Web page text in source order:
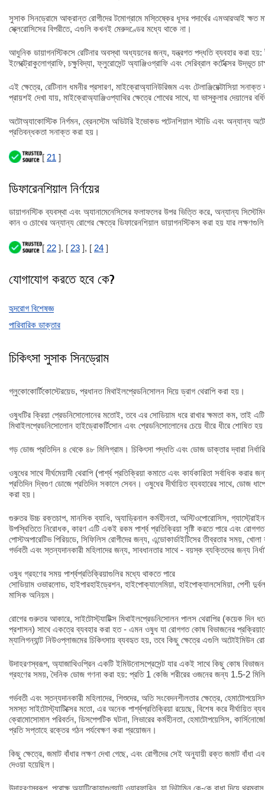
সুসাক সিনড্রোমে আক্রান্ত রোগীদের টমোগ্রামে মস্তিষ্কের ধূসর পদার্থের এমআরআই ক্ষত
স্ক্লেরোসিসের বিপরীতে, এগুলি কখনই মেরুদণ্ডের মধ্যে থাকে না।
আধুনিক ডায়াগনস্টিকসে রেটিনার অবস্থা অধ্যয়নের জন্য, যন্ত্রগত পদ্ধতি ব্যবহার করা হয়:
ইলেক্ট্রোকুলোগ্রাফি, চক্ষুবিদ্যা, ফ্লুরোসেন্ট অ্যাঞ্জিওগ্রাফি এবং সেরিব্রাল কর্টেক্সের উদ্ভূত
এই ক্ষেত্রে, রেটিনাল ধমনীর প্রসারণ, মাইক্রোঅ্যানিউরিজম এবং টেলাঞ্জিয়েক্টাসিয়া
প্রায়শই দেখা যায়, মাইক্রোঅ্যাঞ্জিওপ্যাথির ক্ষেত্রে শোথের সাথে, যা ভাস্কুলার দেয়ালের
অটোঅ্যাকোস্টিক নির্গমন, ব্রেনস্টেম অডিটরি ইভোকড পটেনশিয়াল স্টাডি এবং অন্যান্য
প্রতিবন্ধকতা সনাক্ত করা হয়।
[ 21 ]
ডিফারেনশিয়াল নির্ণয়ের
ডায়াগনস্টিক ব্যবস্থা এবং অ্যানামেনেসিসের ফলাফলের উপর ভিত্তি করে, অন্যান্য
কান ও চোখের অন্যান্য রোগের ক্ষেত্রে ডিফারেনশিয়াল ডায়াগনস্টিকস করা হয় যার
[ 22 ], [ 23 ], [ 24 ]
যোগাযোগ করতে হবে কে?
হৃদরোগ বিশেষজ্ঞ
পারিবারিক ডাক্তার
চিকিৎসা সুসাক সিনড্রোম
গ্লুকোকোর্টিকোস্টেরয়েড, প্রধানত মিথাইলপ্রেডনিসোলন দিয়ে ড্রাগ থেরাপি করা হয়।
ওষুধটির ক্রিয়া প্রেডনিসোলোনের মতোই, তবে এর সোডিয়াম ধরে রাখার ক্ষমতা কম, তাই
মিথাইলপ্রেডনিসোলোন হাইড্রোকর্টিসোন এবং প্রেডনিসোলোনের চেয়ে ধীরে ধীরে শোষিত
গড় ডোজ প্রতিদিন ৪ থেকে ৪৮ মিলিগ্রাম। চিকিৎসা পদ্ধতি এবং ডোজ ডাক্তার দ্বারা
ওষুধের সাথে দীর্ঘমেয়াদী থেরাপি (পার্শ্ব প্রতিক্রিয়া কমাতে এবং কার্যকারিতা সর্বাধিক
প্রতিদিন দ্বিগুণ ডোজে প্রতিদিন সকালে সেবন। ওষুধের দীর্ঘায়িত ব্যবহারের সাথে, ডোজ ধাপে
করা হয়।
গুরুতর উচ্চ রক্তচাপ, মানসিক ব্যাধি, অ্যাড্রিনাল কর্মহীনতা, অস্টিওপোরোসিস,
উপস্থিতিতে নিরোধক, কারণ এটি একই রকম পার্শ্ব প্রতিক্রিয়া সৃষ্টি করতে পারে এবং
পোস্টঅপারেটিভ পিরিয়ডে, সিফিলিস রোগীদের জন্য, এন্ডোকার্ডাইটিসের তীব্রতার সময়, খোলা
গর্ভবতী এবং স্তন্যদানকারী মহিলাদের জন্য, সাবধানতার সাথে - বয়স্ক ব্যক্তিদের জন্য
ওষুধ গ্রহণের সময় পার্শ্বপ্রতিক্রিয়াগুলির মধ্যে থাকতে পারে
সোডিয়াম ওভারলোড, হাইপারহাইড্রেশন, হাইপোক্যালেমিয়া, হাইপোক্যালসেমিয়া, পেশী
মাসিক অনিয়ম।
রোগের গুরুতর আকারে, সাইটোস্ট্যাটিক্স মিথাইলপ্রেডনিসোলন পালস থেরাপির (কয়েক দিন
প্রশাসন) সাথে একত্রে ব্যবহার করা হত - এমন ওষুধ যা রোগগত কোষ বিভাজনের
ম্যালিগন্যান্ট নিউওপ্লাজমের চিকিৎসায় ব্যবহৃত হয়, তবে কিছু ক্ষেত্রে এগুলি অটোইমিউন
উদাহরণস্বরূপ, অ্যাজাথিওপ্রিন একটি ইমিউনোসপ্রেসেন্ট যার একই সাথে কিছু কোষ বিভাজন
গ্রহণের সময়, দৈনিক ডোজ গণনা করা হয়: প্রতি 1 কেজি শরীরের ওজনের জন্য 1.5-2
গর্ভবতী এবং স্তন্যদানকারী মহিলাদের, শিশুদের, অতি সংবেদনশীলতার ক্ষেত্রে,
সমস্ত সাইটোস্ট্যাটিক্সের মতো, এর অনেক পার্শ্বপ্রতিক্রিয়া রয়েছে, বিশেষ করে দীর্ঘায়িত
ক্রোমোসোমাল পরিবর্তন, ডিসপেপটিক ঘটনা, লিভারের কর্মহীনতা, হেমাটোপয়েসিস,
প্রতি সপ্তাহে রক্তের গঠন পর্যবেক্ষণ করা প্রয়োজন।
কিছু ক্ষেত্রে, জমাট বাঁধার লক্ষণ দেখা গেছে, এবং রোগীদের সেই অনুযায়ী রক্ত জমাট
দেওয়া হয়েছিল।
উদাহরণস্বরূপ, পরোক্ষ অ্যান্টিকোয়াগুল্যান্ট ওয়ারফারিন, যা ভিটামিন কে-কে বাধা দিয়ে